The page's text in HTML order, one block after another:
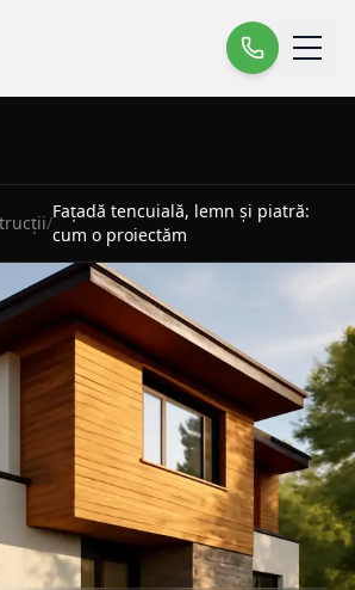
/
Fațadă tencuială, lemn și piatră:
cum o proiectăm